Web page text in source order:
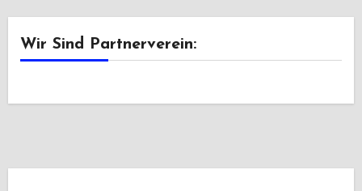
Wir Sind Partnerverein: